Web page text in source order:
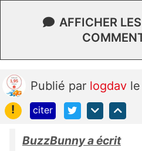
AFFICHER
Publié par logdav
!
citer
BuzzBunny a écrit